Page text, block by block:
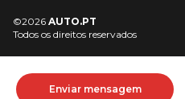
Enviar mensagem
©2026 AUTO.PT
Todos os direitos reservados